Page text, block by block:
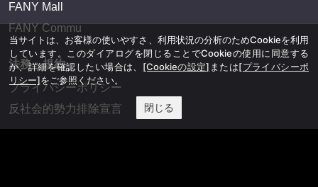
FANY Mall
FANY Commu
法務・規約
プライバシーポリシー
反社会的勢力排除宣言
当サイトは、お客様の使いやすさ、利用状況の分析のためCookieを利用
しています。このダイアログを閉じることでCookieの使用に同意する
か、詳細を確認したい場合は、 [Cookieの設定] または[プライバシーポ
リシー]をご参照ください。
閉じる